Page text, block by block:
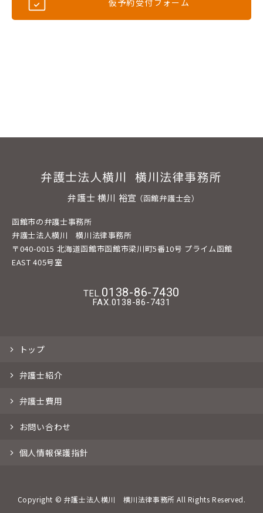
仮予約受付フォーム
弁護士法人横川 横川法律事務所
弁護士 横川 裕宣 （函館弁護士会）
函館市の弁護士事務所
弁護士法人横川 横川法律事務所
〒040-0015 北海道函館市函館市梁川町5番10号 プライム函館
EAST 405号室
TEL. 0138-86-7430
FAX. 0138-86-7431
トップ
弁護士紹介
弁護士費用
お問い合わせ
個人情報保護指針
Copyright © 弁護士法人横川 横川法律事務所 All Rights Reserved.